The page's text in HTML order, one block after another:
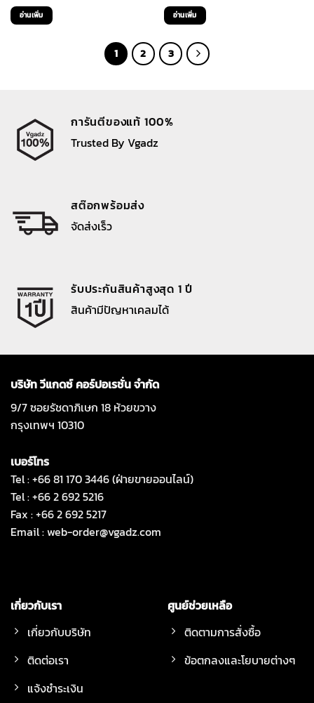
price
was:
อ่านเพิ่ม
price
was:
790 ฿.
อ่านเพิ่ม
1 2 3
การันตีของแท้ 100%
Trusted By Vgadz
สต๊อกพร้อมส่ง
จัดส่งเร็ว
รับประกันสินค้าสูงสุด 1 ปี
สินค้ามีปัญหาเคลมได้
บริษัท วีแกดซ์ คอร์ปอเรชั่น จำกัด
9/7 ซอยรัชดาภิเษก 18 ห้วยขวาง
กรุงเทพฯ 10310
เบอร์โทร
Tel : +66 81 170 3446 (ฝ่ายขายออนไลน์)
Tel : +66 2 692 5216
Fax : +66 2 692 5217
Email :web-order@vgadz.com
เกี่ยวกับเรา
เกี่ยวกับบริษัท
ติดต่อเรา
แจ้งชำระเงิน
ศูนย์ช่วยเหลือ
ติดตามการสั่งซื้อ
ข้อตกลงและโยบายต่างๆ